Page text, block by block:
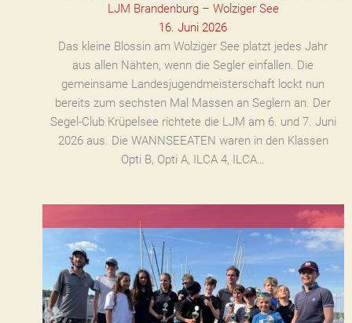
LJM Brandenburg – Wolziger See
16. Juni 2026
Das kleine Blossin am Wolziger See platzt jedes Jahr
aus allen Nähten, wenn die Segler einfallen. Die
gemeinsame Landesjugendmeisterschaft lockt nun
bereits zum sechsten Mal Massen an Seglern an. Der
Segel-Club Krüpelsee richtete die LJM am 6. und 7. Juni
2026 aus. Die WANNSEEATEN waren in den Klassen
Opti B, Opti A, ILCA 4, ILCA…